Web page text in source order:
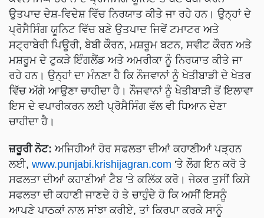
ਉਤਪਾਦ ਦੇਸ਼-ਵਿਦੇਸ਼ ਵਿੱਚ ਨਿਰਯਾਤ ਕੀਤੇ ਜਾ ਰਹੇ ਹਨ। ਉਨ੍ਹਾਂ ਦੇ
ਪ੍ਰੋਸੈਸਿੰਗ ਯੂਨਿਟ ਵਿੱਚ ਬਣੇ ਉਤਪਾਦ ਜਿਵੇਂ ਟਮਾਟਰ ਅਤੇ
ਸਟ੍ਰਾਬੇਰੀ ਪਿਊਰੀ, ਬੇਬੀ ਕੌਰਨ, ਮਸ਼ਰੂਮ ਬਟਨ, ਸਵੀਟ ਕੌਰਨ ਅਤੇ
ਮਸ਼ਰੂਮ ਦੇ ਟੁਕੜੇ ਇੰਗਲੈਂਡ ਅਤੇ ਅਮਰੀਕਾ ਨੂੰ ਨਿਰਯਾਤ ਕੀਤੇ ਜਾ
ਰਹੇ ਹਨ। ਉਨ੍ਹਾਂ ਦਾ ਮੰਨਣਾ ਹੈ ਕਿ ਨੌਜਵਾਨਾਂ ਨੂੰ ਖੇਤੀਬਾੜੀ ਦੇ ਖੇਤਰ
ਵਿੱਚ ਅੱਗੇ ਆਉਣਾ ਚਾਹੀਦਾ ਹੈ। ਨੌਜਵਾਨਾਂ ਨੂੰ ਖੇਤੀਬਾੜੀ ਤੋਂ ਇਲਾਵਾ
ਇਸ ਦੇ ਵਪਾਰੀਕਰਨ ਲਈ ਪ੍ਰੋਸੈਸਿੰਗ ਵੱਲ ਵੀ ਧਿਆਨ ਦੇਣਾ
ਚਾਹੀਦਾ ਹੈ।
ਜ਼ਰੂਰੀ ਨੋਟ: ਅਜਿਹੀਆਂ ਹੋਰ ਸਫਲਤਾ ਦੀਆਂ ਕਹਾਣੀਆਂ ਪੜ੍ਹਨ
ਲਈ, www.punjabi.krishijagran.com 'ਤੇ ਲੌਗ ਇਨ ਕਰੋ ਤੇ
ਸਫਲਤਾ ਦੀਆਂ ਕਹਾਣੀਆਂ ਟੈਬ 'ਤੇ ਕਲਿੱਕ ਕਰੋ। ਜੇਕਰ ਤੁਸੀਂ ਕਿਸੇ
ਸਫਲਤਾ ਦੀ ਕਹਾਣੀ ਜਾਣਦੇ ਹੋ ਤੇ ਚਾਹੁੰਦੇ ਹੋ ਕਿ ਅਸੀਂ ਇਸਨੂੰ
ਆਪਣੇ ਪਾਠਕਾਂ ਨਾਲ ਸਾਂਝਾ ਕਰੀਏ, ਤਾਂ ਕਿਰਪਾ ਕਰਕੇ ਸਾਨੂੰ